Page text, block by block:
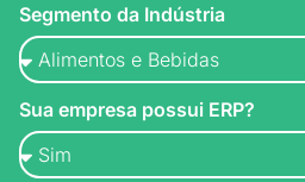
Segmento da Indústria
Sua empresa possui ERP?